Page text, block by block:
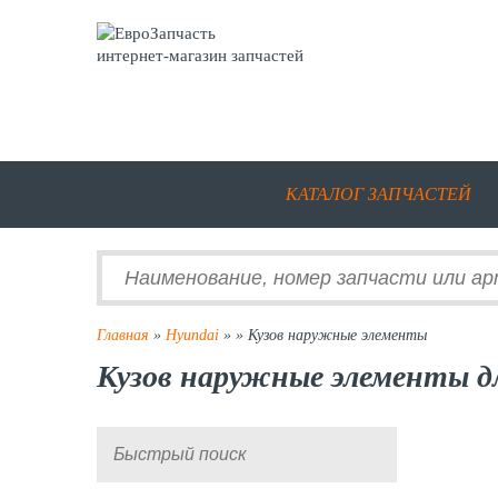
интернет-магазин запчастей
КАТАЛОГ ЗАПЧАСТЕЙ
Главная » Hyundai » » Кузов наружные элементы
Кузов наружные элементы